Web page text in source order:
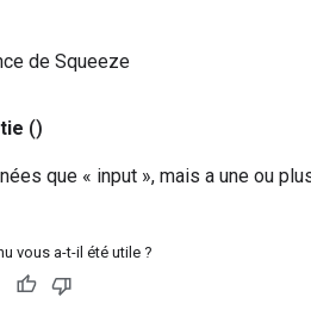
de Squeeze
()
que « input », mais a une ou
vous a-t-il été utile ?